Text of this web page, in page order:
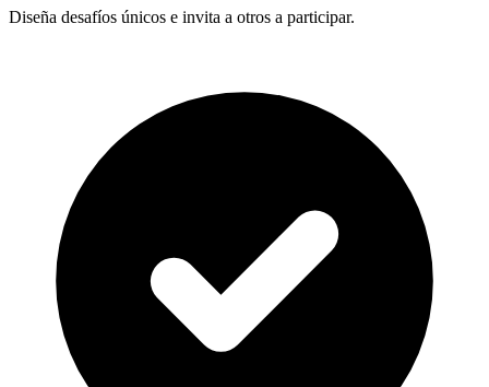
Diseña desafíos únicos e invita a otros a participar.